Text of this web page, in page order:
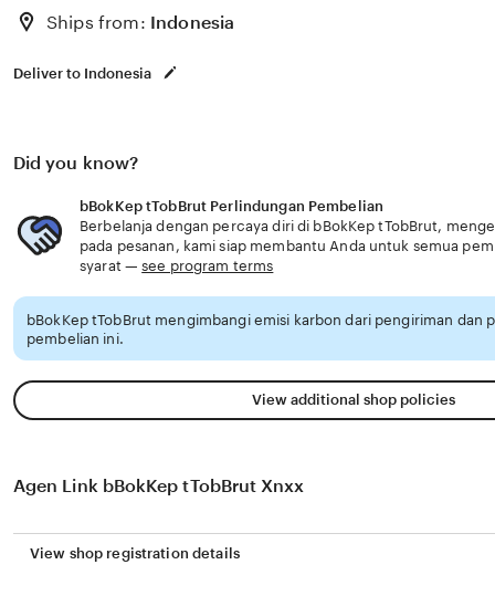
Ships from: Indonesia
Deliver to Indonesia
Did you know?
bBokKep tTobBrut Perlindungan Pembelian
Berbelanja dengan percaya diri di bBokKep tTobBrut,
pada pesanan, kami siap membantu Anda untuk semua
syarat —see program terms
bBokKep tTobBrut mengimbangi emisi karbon dari pengiriman dan
pembelian ini.
View additional shop policies
Agen Link bBokKep tTobBrut Xnxx
View shop registration details